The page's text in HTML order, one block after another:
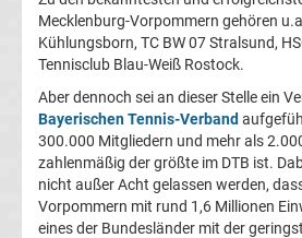
Liga
Ergebnisse
3.
Liga
Tabelle
Mecklenburg-Vorpommern gehören
Kühlungsborn, TC BW 07 Stralsund,
Tennisclub Blau-Weiß Rostock.
Aber dennoch sei an dieser Stelle ein
Bayerischen Tennis-Verband
300.000 Mitgliedern und mehr als
zahlenmäßig der größte im DTB ist.
nicht außer Acht gelassen werden,
Vorpommern mit rund 1,6 Millionen
eines der Bundesländer mit der